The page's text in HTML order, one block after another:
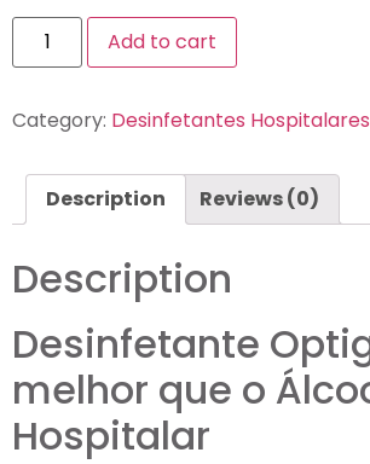
Add to cart
Category: Desinfetantes Hospitalares
Description Reviews (0)
Description
Desinfetante
melhor que o
Hospitalar